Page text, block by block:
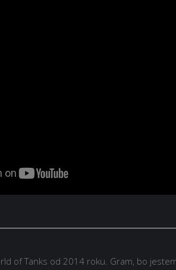
of Tanks od 2014 roku. Gram, bo